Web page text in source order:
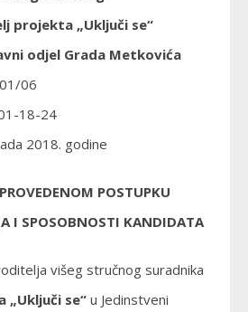
projekta „Uključi se“
odjel Grada Metkovića
06
18-24
2018. godine
POSTUPKU
I SPOSOBNOSTI KANDIDATA
višeg stručnog suradnika
se“ u Jedinstveni